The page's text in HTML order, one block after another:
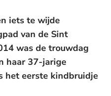
iets te wijde
van de Sint
was de trouwdag
haar 37-jarige
het eerste kindbruidje